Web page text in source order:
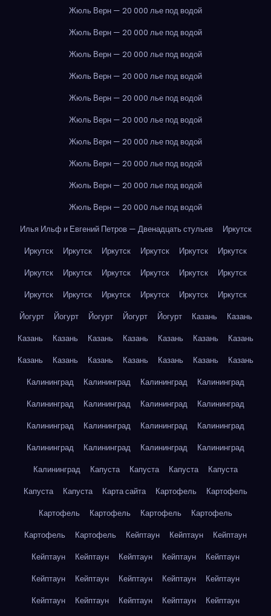
Жюль Верн — 20 000 лье под водой
Жюль Верн — 20 000 лье под водой
Жюль Верн — 20 000 лье под водой
Жюль Верн — 20 000 лье под водой
Жюль Верн — 20 000 лье под водой
Жюль Верн — 20 000 лье под водой
Жюль Верн — 20 000 лье под водой
Жюль Верн — 20 000 лье под водой
Жюль Верн — 20 000 лье под водой
Жюль Верн — 20 000 лье под водой
Илья Ильф и Евгений Петров — Двенадцать стульев
Иркутск
Иркутск
Иркутск Иркутск Иркутск Иркутск
Иркутск
Иркутск
Иркутск Иркутск Иркутск Иркутск
Иркутск
Иркутск
Иркутск Иркутск Иркутск Иркутск
Иркутск
Йогурт
Йогурт Йогурт Йогурт Йогурт Казань
Казань
Казань
Казань Казань Казань Казань Казань
Казань
Казань
Казань Казань Казань Казань Казань
Казань
Калининград
Калининград Калининград
Калининград
Калининград
Калининград Калининград
Калининград
Калининград
Калининград Калининград
Калининград
Калининград
Калининград Калининград
Калининград
Калининград
Капуста Капуста Капуста
Капуста
Капуста
Капуста Карта сайта Картофель
Картофель
Картофель
Картофель Картофель
Картофель
Картофель
Картофель Кейптаун Кейптаун
Кейптаун
Кейптаун
Кейптаун Кейптаун Кейптаун
Кейптаун
Кейптаун
Кейптаун Кейптаун Кейптаун
Кейптаун
Кейптаун
Кейптаун Кейптаун Кейптаун
Кейптаун